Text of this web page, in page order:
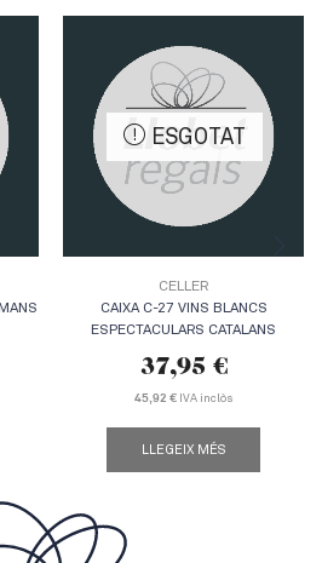
ESGOTAT
CELLER
CAIXA C-27 VINS BLANCS
ESPECTACULARS CATALANS
37,95 €
45,92 € IVA inclòs
LLEGEIX MÉS